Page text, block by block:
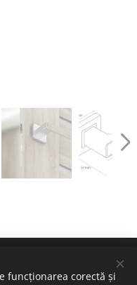
funcționarea corectă și